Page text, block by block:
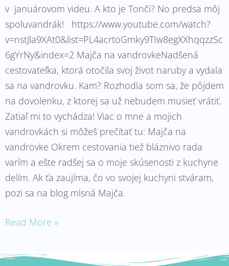
v januárovom videu. A kto je Tonči? No predsa môj
spoluvandrák! https://www.youtube.com/watch?
v=nstJla9XAt0&list=PL4acrtoGmky9TIw8egXXhqqzzSc
6gYrNy&index=2 Majča na vandrovkeNadšená
cestovateľka, ktorá otočila svoj život naruby a vydala
sa na vandrovku. Kam? Rozhodla som sa, že pôjdem
na dovolenku, z ktorej sa už nebudem musieť vrátiť.
Zatiaľ mi to vychádza! Viac o mne a mojich
vandrovkách si môžeš prečítať tu: Majča na
vandrovke Okrem cestovania tiež bláznivo rada
varím a ešte radšej sa o moje skúsenosti z kuchyne
delím. Ak ťa zaujíma, čo vo svojej kuchyni stváram,
pozi sa na blog mlsná Majča.
Read More »